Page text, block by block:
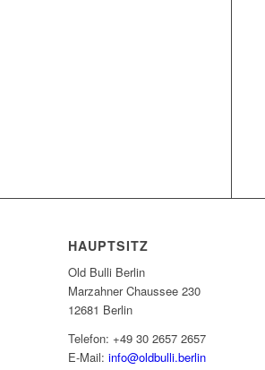
HAUPTSITZ
Old Bulli Berlin
Marzahner Chaussee 230
12681 Berlin
Telefon: +49 30 2657 2657
E-Mail:info@oldbulli.berlin